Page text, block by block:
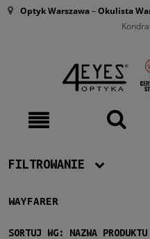
Optyk Warszawa–Okulista
FILTROWANIE
Producent
Ray-Ban (98)
WAYFARER
SORTUJ WG: NAZWA